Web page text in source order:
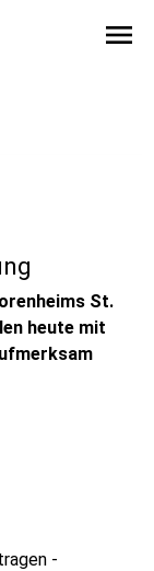
menu
St.
heute mit
-